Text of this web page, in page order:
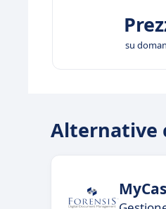
su
Alternative